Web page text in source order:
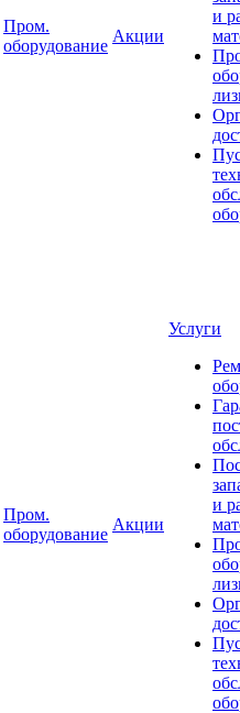
Пром.
оборудование
Акции
и
Пром.
оборудование
Акции
Услуги
и